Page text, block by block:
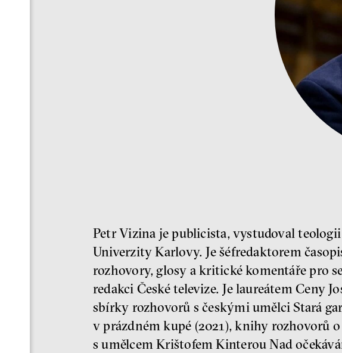
Petr Vizina je publicista, vystudoval
Univerzity Karlovy. Je šéfredaktorem
rozhovory, glosy a kritické komentáře pro
redakci České televize. Je laureátem Ceny
sbírky rozhovorů s českými umělci Stará
v prázdném kupé (2021), knihy rozhovorů
s umělcem Krištofem Kinterou Nad